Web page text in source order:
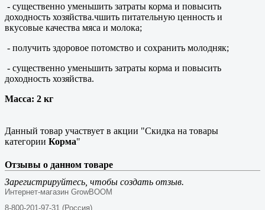
- существенно уменьшить затраты корма и повысить
доходность хозяйства.чшить питательную ценность и
вкусовые качества мяса и молока;
- получить здоровое потомство и сохранить молодняк;
- существенно уменьшить затраты корма и повысить
доходность хозяйства.
Масса: 2 кг
Данный товар участвует в акции "Скидка на товары
категории Корма"
Отзывы о данном товаре
Зарегистрируйтесь, чтобы создать отзыв.
Интернет-магазин GrowBOOM
8-800-201-97-31 (Россия)